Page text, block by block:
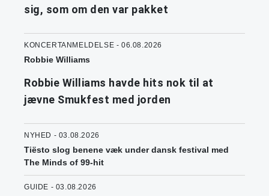
sig, som om den var pakket
KONCERTANMELDELSE - 06.08.2026
Robbie Williams
Robbie Williams havde hits nok til at
jævne Smukfest med jorden
NYHED - 03.08.2026
Tiësto slog benene væk under dansk festival med
The Minds of 99-hit
GUIDE - 03.08.2026